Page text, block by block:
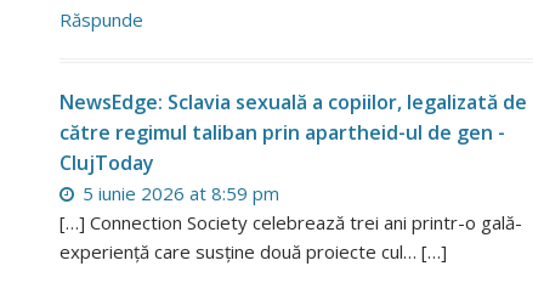
Răspunde
NewsEdge: Sclavia sexuală a copiilor, legalizată de
către regimul taliban prin apartheid-ul de gen -
ClujToday
5 iunie 2026 at 8:59 pm
[…] Connection Society celebrează trei ani printr-o gală-
experiență care susține două proiecte cul… […]